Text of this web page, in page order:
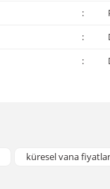
:
:
:
küresel vana